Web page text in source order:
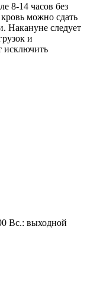
8-14 часов без
можно сдать
Накануне следует
и
исключить
Вс.: выходной